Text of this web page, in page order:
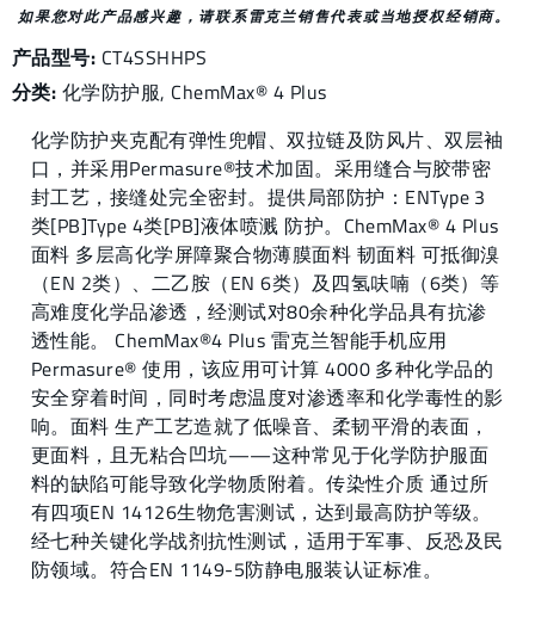
如果您对此产品感兴趣，请联系雷克兰销售代表或当地授权经销商。
产品型号: CT4SSHHPS
分类: 化学防护服, ChemMax® 4 Plus
化学防护夹克配有弹性兜帽、双拉链及防风片、双层袖
口，并采用Permasure®技术加固。采用缝合与胶带密
封工艺，接缝处完全密封。提供局部防护：ENType 3
类[PB]Type 4类[PB]液体喷溅 防护。ChemMax® 4 Plus
面料 多层高化学屏障聚合物薄膜面料 韧面料 可抵御溴
（EN 2类）、二乙胺（EN 6类）及四氢呋喃（6类）等
高难度化学品渗透，经测试对80余种化学品具有抗渗
透性能。 ChemMax®4 Plus 雷克兰智能手机应用
Permasure® 使用，该应用可计算 4000 多种化学品的
安全穿着时间，同时考虑温度对渗透率和化学毒性的影
响。面料 生产工艺造就了低噪音、柔韧平滑的表面，
更面料，且无粘合凹坑——这种常见于化学防护服面
料的缺陷可能导致化学物质附着。传染性介质 通过所
有四项EN 14126生物危害测试，达到最高防护等级。
经七种关键化学战剂抗性测试，适用于军事、反恐及民
防领域。符合EN 1149-5防静电服装认证标准。